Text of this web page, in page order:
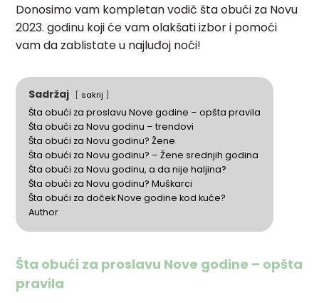
Donosimo vam kompletan vodič šta obući za Novu
2023. godinu koji će vam olakšati izbor i pomoći
vam da zablistate u najluđoj noći!
Sadržaj sakrij
Šta obući za proslavu Nove godine – opšta pravila
Šta obući za Novu godinu – trendovi
Šta obući za Novu godinu? Žene
Šta obući za Novu godinu? – Žene srednjih godina
Šta obući za Novu godinu, a da nije haljina?
Šta obući za Novu godinu? Muškarci
Šta obući za doček Nove godine kod kuće?
Author
Šta obući za proslavu Nove godine – opšta
pravila